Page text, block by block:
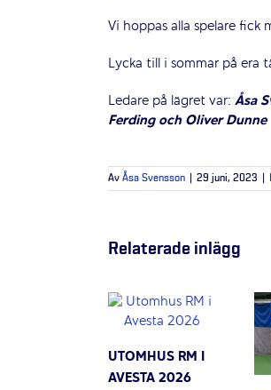
Vi hoppas alla spelare fick
Lycka till i sommar på era
Ledare på lägret var: Åsa
Ferding och Oliver Dunne
Av Åsa Svensson 29 juni, 2023
Relaterade inlägg
UTOMHUS RM I
AVESTA 2026